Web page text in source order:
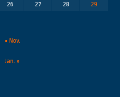
26 27 28
29
« Nov.
Jan. »